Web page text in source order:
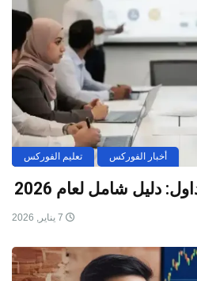
أخبار الفوركس تعليم الفوركس
دليل شامل لعام 2026